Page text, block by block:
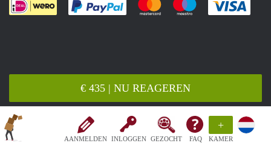
AANMELDEN INLOGGEN GEZOCHT FAQ
+
KAMER
€ 435 | NU REAGEREN
Je rekent gemakkelijk af met Paypal
Je rekent gemakkelijk af met
Je rekent